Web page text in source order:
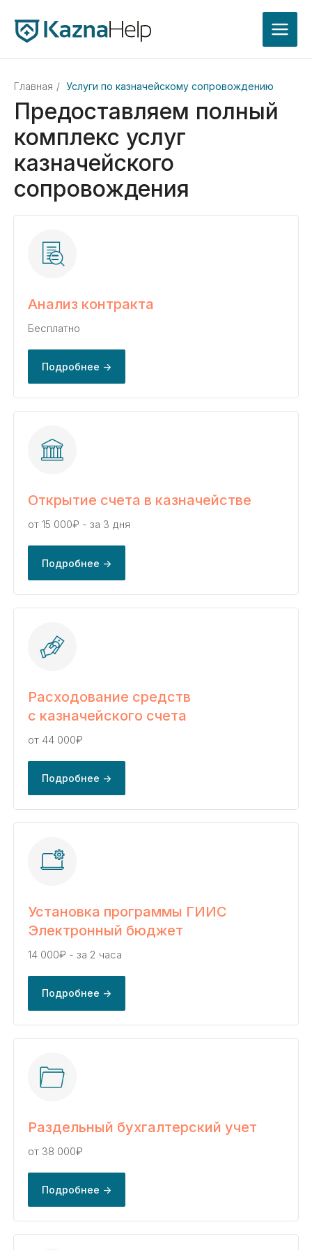
Главная / Услуги по казначейскому сопровождению
Предоставляем полный
комплекс услуг
казначейского
сопровождения
Анализ контракта
Бесплатно
Подробнее ->
Открытие счета в казначействе
от 15 000₽ - за 3 дня
Подробнее ->
Расходование средств
с казначейского счета
от 44 000₽
Подробнее ->
Установка программы ГИИС
Электронный бюджет
14 000₽ - за 2 часа
Подробнее ->
Раздельный бухгалтерский учет
от 38 000₽
Подробнее ->